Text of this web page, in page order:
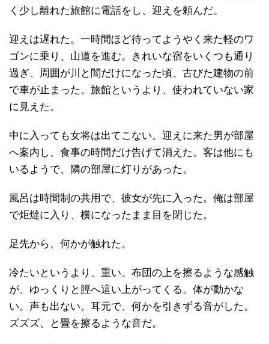
く少し離れた旅館に電話をし、迎えを頼んだ。
迎えは遅れた。一時間ほど待ってようやく来た軽のワ
ゴンに乗り、山道を進む。きれいな宿をいくつも通り
過ぎ、周囲が川と闇だけになった頃、古びた建物の前
で車が止まった。旅館というより、使われていない家
に見えた。
中に入っても女将は出てこない。迎えに来た男が部屋
へ案内し、食事の時間だけ告げて消えた。客は他にも
いるようで、隣の部屋に灯りがあった。
風呂は時間制の共用で、彼女が先に入った。俺は部屋
で炬燵に入り、横になったまま目を閉じた。
足先から、何かが触れた。
冷たいというより、重い。布団の上を擦るような感触
が、ゆっくりと脛へ這い上がってくる。体が動かな
い。声も出ない。耳元で、何かを引きずる音がした。
ズズズ、と畳を擦るような音だ。